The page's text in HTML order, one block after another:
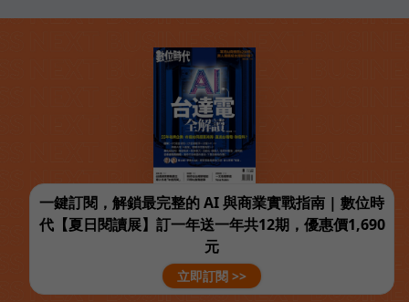
一鍵訂閱，解鎖最完整的 AI 與商業實戰指南 | 數位時
代【夏日閱讀展】訂一年送一年共12期，優惠價1,690
元
立即訂閱 >>